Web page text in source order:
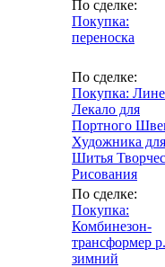
По сделке:
Покупка:
переноска
По сделке:
Покупка:
Лекало для
Портного
Художника для
Шитья
Рисования
По сделке:
Покупка:
Комбинезон-
трансформер
зимний